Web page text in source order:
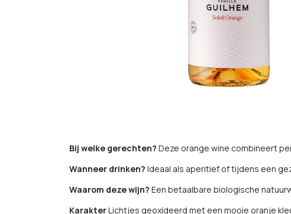
Bij welke gerechten? Deze orange wine combineert
Wanneer drinken? Ideaal als aperitief of tijdens een
Waarom deze wijn? Een betaalbare biologische
KarakterLichtjes geoxideerd met een mooie oranje